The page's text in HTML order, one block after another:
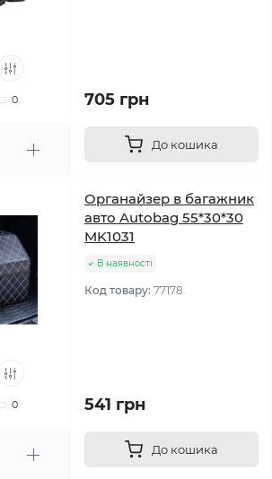
0 705 грн
До кошика
0
Органайзер в багажник
авто Autobag 55*30*30
MK1031
В наявності
Код товару: 77178
541 грн
До кошика